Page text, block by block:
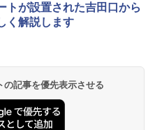
トが設置された吉田口から
く解説します
記事を優先表示させる